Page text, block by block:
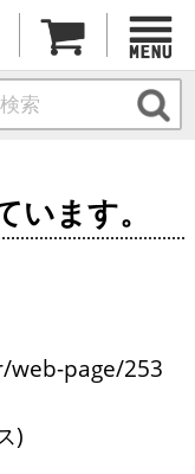
います。
page/253
)